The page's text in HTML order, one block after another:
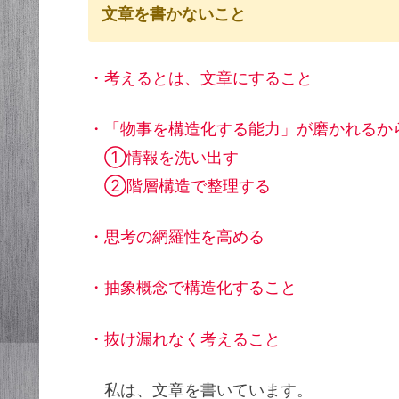
文章を書かないこと
・考えるとは、文章にすること
・「物事を構造化する能力」が磨かれるか
①情報を洗い出す
②階層構造で整理する
・思考の網羅性を高める
・抽象概念で構造化すること
・抜け漏れなく考えること
私は、文章を書いています。